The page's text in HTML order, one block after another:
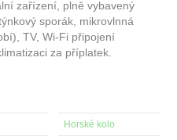
zařízení, plně vybavený
sporák, mikrovlnná
TV, Wi-Fi připojení
za příplatek.
Horské kolo